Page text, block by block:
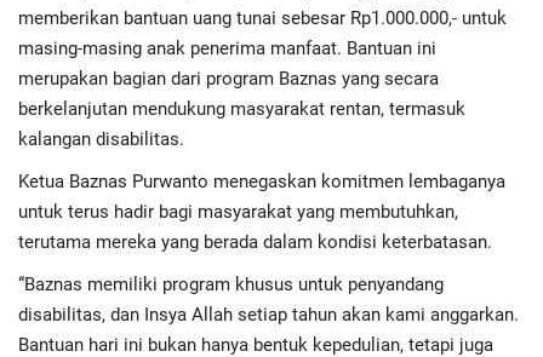
memberikan bantuan uang tunai sebesar Rp1.000.000,- untuk
masing-masing anak penerima manfaat. Bantuan ini
merupakan bagian dari program Baznas yang secara
berkelanjutan mendukung masyarakat rentan, termasuk
kalangan disabilitas.
Ketua Baznas Purwanto menegaskan komitmen lembaganya
untuk terus hadir bagi masyarakat yang membutuhkan,
terutama mereka yang berada dalam kondisi keterbatasan.
“Baznas memiliki program khusus untuk penyandang
disabilitas, dan Insya Allah setiap tahun akan kami anggarkan.
Bantuan hari ini bukan hanya bentuk kepedulian, tetapi juga